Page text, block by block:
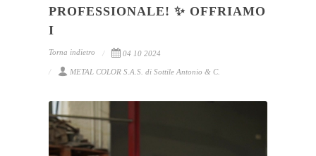
PROFESSIONALE! ✨ OFFRIAMO
I
Torna indietro 04 10 2024
METAL COLOR S.A.S. di Sottile Antonio & C.